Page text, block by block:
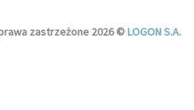
zastrzeżone 2026 ©LOGON S.A.